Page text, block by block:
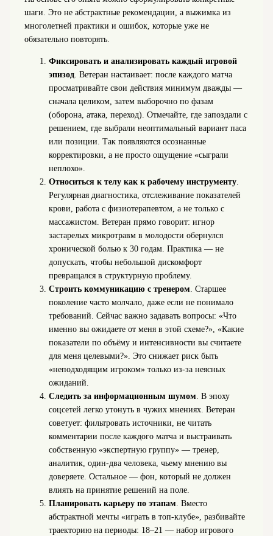
шаги. Это не абстрактные рекомендации, а выжимка из
многолетней практики и ошибок, которые уже не
обязательно повторять.
Фиксировать и анализировать каждый игровой
эпизод. Ветеран настаивает: после каждого матча
просматривайте свои действия минимум дважды —
сначала целиком, затем выборочно по фазам
(оборона, атака, переход). Отмечайте, где запоздали с
решением, где выбрали неоптимальный вариант паса
или позиции. Так появляются осознанные
корректировки, а не просто ощущение «сыграли
неплохо».
Относиться к телу как к рабочему инструменту.
Регулярная диагностика, отслеживание показателей
крови, работа с физиотерапевтом, а не только с
массажистом. Ветеран прямо говорит: игнор
застарелых микротравм в молодости обернулся
хронической болью к 30 годам. Практика — не
допускать, чтобы небольшой дискомфорт
превращался в структурную проблему.
Строить коммуникацию с тренером. Старшее
поколение часто молчало, даже если не понимало
требований. Сейчас важно задавать вопросы: «Что
именно вы ожидаете от меня в этой схеме?», «Какие
показатели по объёму и интенсивности вы считаете
для меня целевыми?». Это снижает риск быть
«неподходящим игроком» только из-за неясных
ожиданий.
Следить за информационным шумом. В эпоху
соцсетей легко утонуть в чужих мнениях. Ветеран
советует: фильтровать источники, не читать
комментарии после каждого матча и выстраивать
собственную «экспертную группу» — тренер,
аналитик, один-два человека, чьему мнению вы
доверяете. Остальное — фон, который не должен
влиять на принятие решений на поле.
Планировать карьеру по этапам. Вместо
абстрактной мечты «играть в топ-клубе», разбивайте
траекторию на периоды: 18–21 — набор игрового